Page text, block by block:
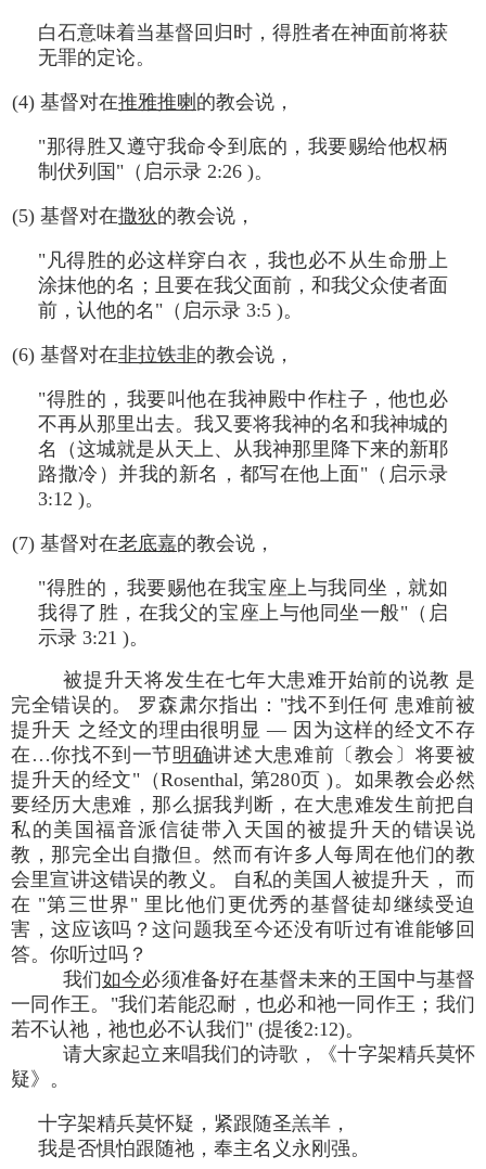
白石意味着当基督回归时，得胜者在神面前将获
无罪的定论。
(4) 基督对在推雅推喇 的教会说，
"那得胜又遵守我命令到底的，我要赐给他权柄
制伏列国"（启示录 2:26 )。
(5) 基督对在撒狄的教会说，
"凡得胜的必这样穿白衣，我也必不从生命册上
涂抹他的名；且要在我父面前，和我父众使者面
前，认他的名"（启示录 3:5 )。
(6) 基督对在非拉铁非的教会说，
"得胜的，我要叫他在我神殿中作柱子，他也必
不再从那里出去。我又要将我神的名和我神城的
名（这城就是从天上、从我神那里降下来的新耶
路撒冷）并我的新名，都写在他上面"（启示录
3:12 )。
(7) 基督对在老底嘉的教会说，
"得胜的，我要赐他在我宝座上与我同坐，就如
我得了胜，在我父的宝座上与他同坐一般"（启
示录 3:21 )。
被提升天将发生在七年大患难开始前的说教 是
完全错误的。 罗森肃尔指出："找不到任何 患难前被
提升天 之经文的理由很明显 — 因为这样的经文不存
在…你找不到一节明确讲述大患难前〔教会〕将要被
提升天的经文"（Rosenthal, 第280页 )。如果教会必然
要经历大患难，那么据我判断，在大患难发生前把自
私的美国福音派信徒带入天国的被提升天的错误说
教，那完全出自撒但。然而有许多人每周在他们的教
会里宣讲这错误的教义。 自私的美国人被提升天， 而
在 "第三世界" 里比他们更优秀的基督徒却继续受迫
害，这应该吗？这问题我至今还没有听过有谁能够回
答。你听过吗？
我们如今必须准备好在基督未来的王国中与基督
一同作王。"我们若能忍耐，也必和祂一同作王；我们
若不认祂，祂也必不认我们" (提後2:12)。
请大家起立来唱我们的诗歌，《十字架精兵莫怀
疑》。
十字架精兵莫怀疑，紧跟随圣羔羊，
我是否惧怕跟随祂，奉主名义永刚强。